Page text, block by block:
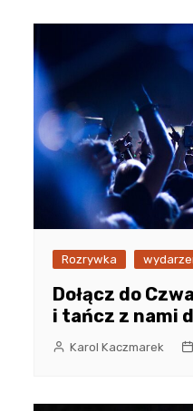
Rozrywka
Dołącz do
i tańcz z nami
Karol Kaczmarek